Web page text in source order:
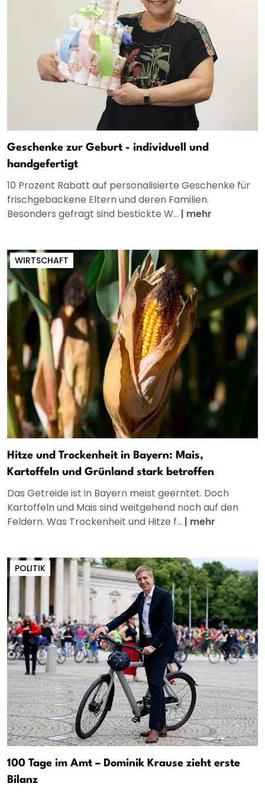
Geschenke zur Geburt - individuell und
handgefertigt
10 Prozent Rabatt auf personalisierte Geschenke für
frischgebackene Eltern und deren Familien.
Besonders gefragt sind bestickte W... | mehr
WIRTSCHAFT
Hitze und Trockenheit in Bayern: Mais,
Kartoffeln und Grünland stark betroffen
Das Getreide ist in Bayern meist geerntet. Doch
Kartoffeln und Mais sind weitgehend noch auf den
Feldern. Was Trockenheit und Hitze f... | mehr
POLITIK
100 Tage im Amt – Dominik Krause zieht erste
Bilanz